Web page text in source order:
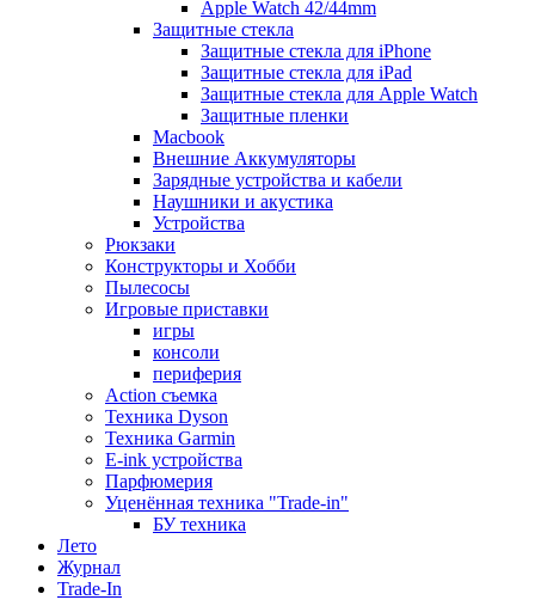
Apple Watch 42/44mm
Защитные стекла
Защитные стекла для iPhone
Защитные стекла для iPad
Защитные стекла для Apple Watch
Защитные пленки
Macbook
Внешние Аккумуляторы
Зарядные устройства и кабели
Наушники и акустика
Устройства
Рюкзаки
Конструкторы и Хобби
Пылесосы
Игровые приставки
игры
консоли
периферия
Action съемка
Техника Dyson
Техника Garmin
E-ink устройства
Парфюмерия
Уценённая техника "Trade-in"
БУ техника
Лето
Журнал
Trade-In